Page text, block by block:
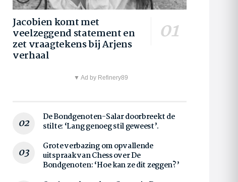
Jacobien komt met
veelzeggend statement en
zet vraagtekens bij Arjens
verhaal
▼ Ad by Refinery89
De Bondgenoten-Salar doorbreekt de
stilte: ‘Lang genoeg stil geweest’.
Grote verbazing om opvallende
uitspraak van Chess over De
Bondgenoten: ‘Hoe kan ze dit zeggen?’